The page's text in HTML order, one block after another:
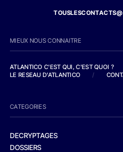
MIEUX NOUS CONNAITRE
ATLANTICO C'EST QUI, C'EST QUOI ?
LE RESEAU D'ATLANTICO
/
CATEGORIES
DECRYPTAGES
DOSSIERS